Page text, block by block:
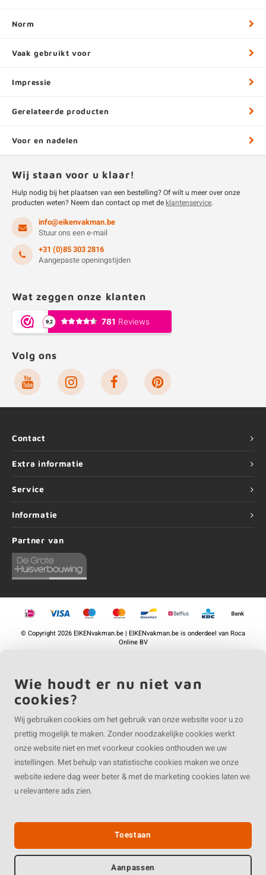
Norm
Vaak gebruikt voor
Impressie
Gerelateerde producten
Voor en nadelen
Wij staan voor u klaar!
Hulp nodig bij het plaatsen van een bestelling? Of wilt u meer over onze
producten weten? Neem dan contact op met deklantenservice.
info@eikenvakman.be
Stuur ons een e-mail
+31 (0)85 303 2816
Aangepaste openingstijden
Wat zeggen onze klanten
Volg ons
Contact
Extra informatie
Service
Informatie
Partner van
©Copyright2026 EIKENvakman.be | EIKENvakman.be is onderdeel vanRoca
Online BV
Wie houdt er nu niet van
cookies?
Wij gebruiken cookies om het gebruik van onze website voor u zo
prettig mogelijk te maken. Zonder noodzakelijke cookies werkt
onze website niet en met voorkeur cookies onthouden we uw
instellingen. Met behulp van statistische cookies maken we onze
website iedere dag weer beter & met de marketing cookies laten we
u relevantere ads zien.
Toestaan
Aanpassen